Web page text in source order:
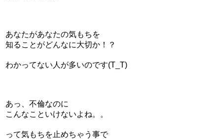
あなたがあなたの気もちを
知ることがどんなに大切か！？
わかってない人が多いのです(T_T)
あっ、不倫なのに
こんなこといけないよね。。
って気もちを止めちゃう事で